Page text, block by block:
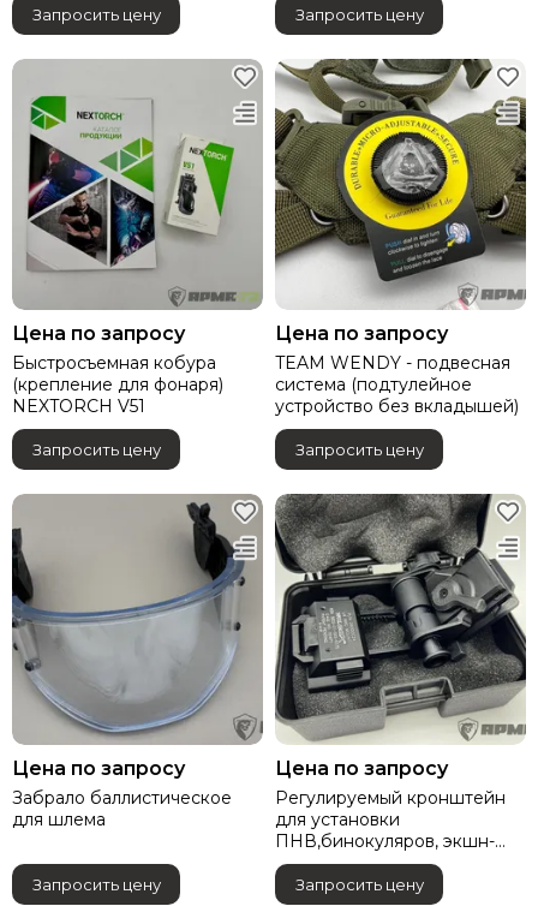
Запросить цену Запросить цену
Цена по запросу
Быстросъемная кобура
(крепление для фонаря)
NEXTORCH V51
Запросить цену
Цена по запросу
TEAM WENDY - подвесная
система (подтулейное
устройство без вкладышей)
Запросить цену
Цена по запросу
Забрало баллистическое
для шлема
Запросить цену
Цена по запросу
Регулируемый кронштейн
для установки
ПНВ,бинокуляров, экшн-
камер GO-PRO
Запросить цену